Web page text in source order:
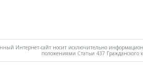
Интернет-сайт носит исключительно
положениями Статьи 437 Гражданского